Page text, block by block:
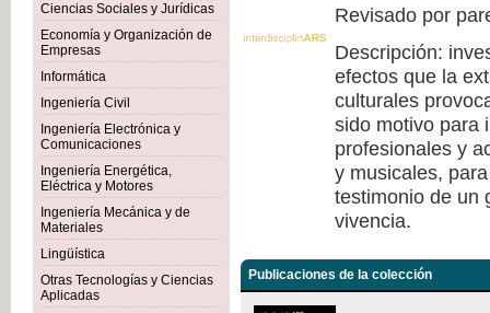
Ciencias Sociales y Jurídicas
Economía y Organización de
Empresas
Informática
Ingeniería Civil
Ingeniería Electrónica y
Comunicaciones
Ingeniería Energética,
Eléctrica y Motores
Ingeniería Mecánica y de
Materiales
Lingüística
Otras Tecnologías y Ciencias
Aplicadas
Revisado por
Descripción:
efectos que la
culturales
sido motivo para
profesionales y
y musicales,
testimonio de un
vivencia.
Publicaciones de la colección